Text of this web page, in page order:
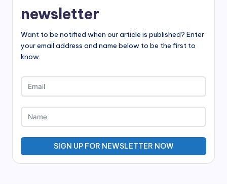
newsletter
Want to be notified when our article is published? Enter
your email address and name below to be the first to
know.